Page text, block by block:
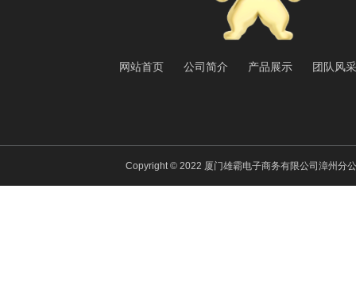
网站首页 公司简介 产品展示 团队风采
Copyright © 2022 厦门雄霸电子商务有限公司漳州分